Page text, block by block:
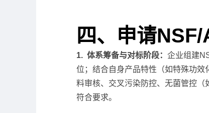
四、申请
1. 体系筹备与对标阶段： 企业组建
位；结合自身产品特性（如特殊功
料审核、交叉污染防控、无菌管控
符合要求。